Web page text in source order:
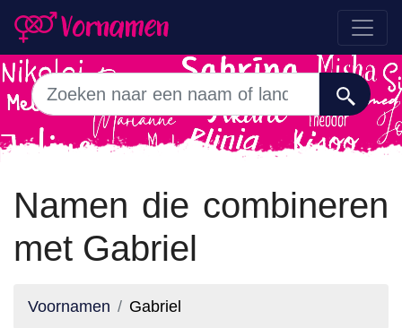
Namen die combineren
met Gabriel
Voornamen Gabriel